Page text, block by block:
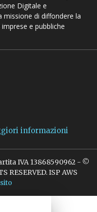
Digitale e
missione di diffondere la
e pubbliche
informazioni
IVA 13868590962 - ©
RESERVED. ISP AWS